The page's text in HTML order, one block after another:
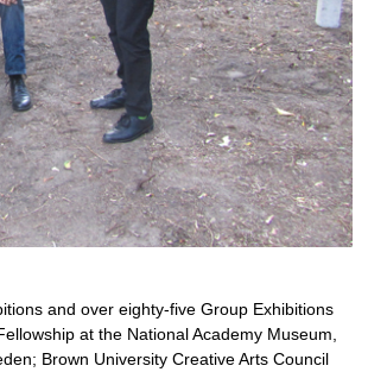
and over eighty-five Group Exhibitions
at the National Academy Museum,
Brown University Creative Arts Council